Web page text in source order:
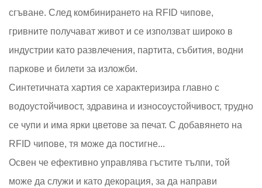
сгъване. След комбинирането на RFID чипове,
гривните получават живот и се използват широко в
индустрии като развлечения, партита, събития, водни
паркове и билети за изложби.
Синтетичната хартия се характеризира главно с
водоустойчивост, здравина и износоустойчивост, трудно
се чупи и има ярки цветове за печат. С добавянето на
RFID чипове, тя може да постигне...
Освен че ефективно управлява гъстите тълпи, той
може да служи и като декорация, за да направи